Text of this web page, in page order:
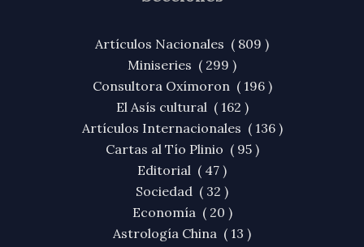
Artículos Nacionales ( 809 )
Miniseries ( 299 )
Consultora Oxímoron ( 196 )
El Asís cultural ( 162 )
Artículos Internacionales ( 136 )
Cartas al Tío Plinio ( 95 )
Editorial ( 47 )
Sociedad ( 32 )
Economía ( 20 )
Astrología China ( 13 )